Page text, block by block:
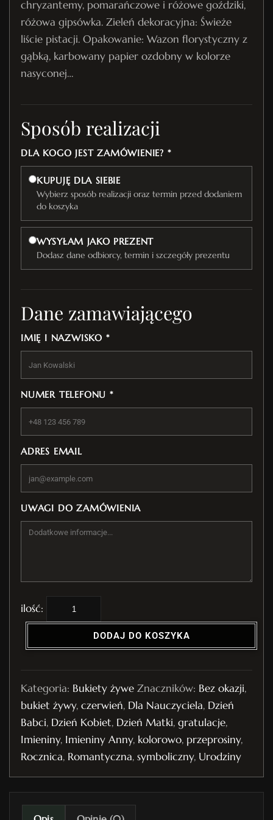
chryzantemy, pomarańczowe i różowe goździki,
różowa gipsówka. Zieleń dekoracyjna: Świeże
liście pistacji. Opakowanie: Wazon florystyczny z
gąbką, karbowany papier ozdobny w kolorze
nasyconej…
Sposób realizacji
DLA KOGO JEST ZAMÓWIENIE? *
KUPUJĘ DLA SIEBIE
Wybierz sposób realizacji oraz termin przed dodaniem
do koszyka
WYSYŁAM JAKO PREZENT
Dodasz dane odbiorcy, termin i szczegóły prezentu
Dane zamawiającego
IMIĘ I NAZWISKO *
NUMER TELEFONU *
ADRES EMAIL
UWAGI DO ZAMÓWIENIA
l
ć
B
u
k
i
e
t
ż
y
DODAJ DO KOSZYKA
Kategoria: Bukiety żywe Znaczników: Bez okazji,
bukiet żywy, czerwień, Dla Nauczyciela, Dzień
Babci, Dzień Kobiet, Dzień Matki, gratulacje,
Imieniny, Imieniny Anny, kolorowo, przeprosiny,
Rocznica, Romantyczna, symboliczny, Urodziny